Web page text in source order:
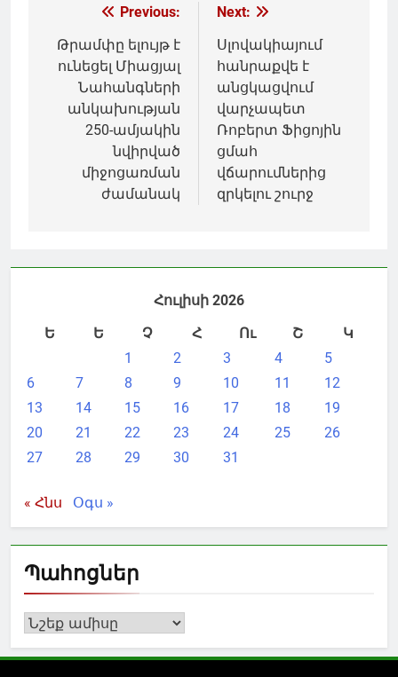
Գրառումների
նավարկումը
Previous:
Թրամփը ելույթ է
ունեցել Միացյալ
Նահանգների
անկախության
250-ամյակին
նվիրված
միջոցառման
ժամանակ
Next:
Սլովակիայում
հանրաքվե է
անցկացվում
վարչապետ
Ռոբերտ Ֆիցոյին
ցմահ
վճարումներից
զրկելու շուրջ
Հուլիսի 2026
Ե
Ե Չ Հ Ու Շ
Կ
1
2 3 4
5
6
7 8 9 10 11
12
13
14 15 16 17 18
19
20
21 22 23 24 25
26
27
28 29 30 31
« Հնս Օգս »
Պահոցներ
Պահոցներ